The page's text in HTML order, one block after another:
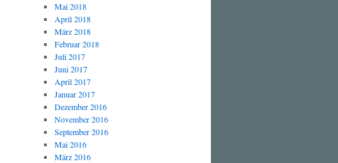
Mai 2018
April 2018
März 2018
Februar 2018
Juli 2017
Juni 2017
April 2017
Januar 2017
Dezember 2016
November 2016
September 2016
Mai 2016
März 2016